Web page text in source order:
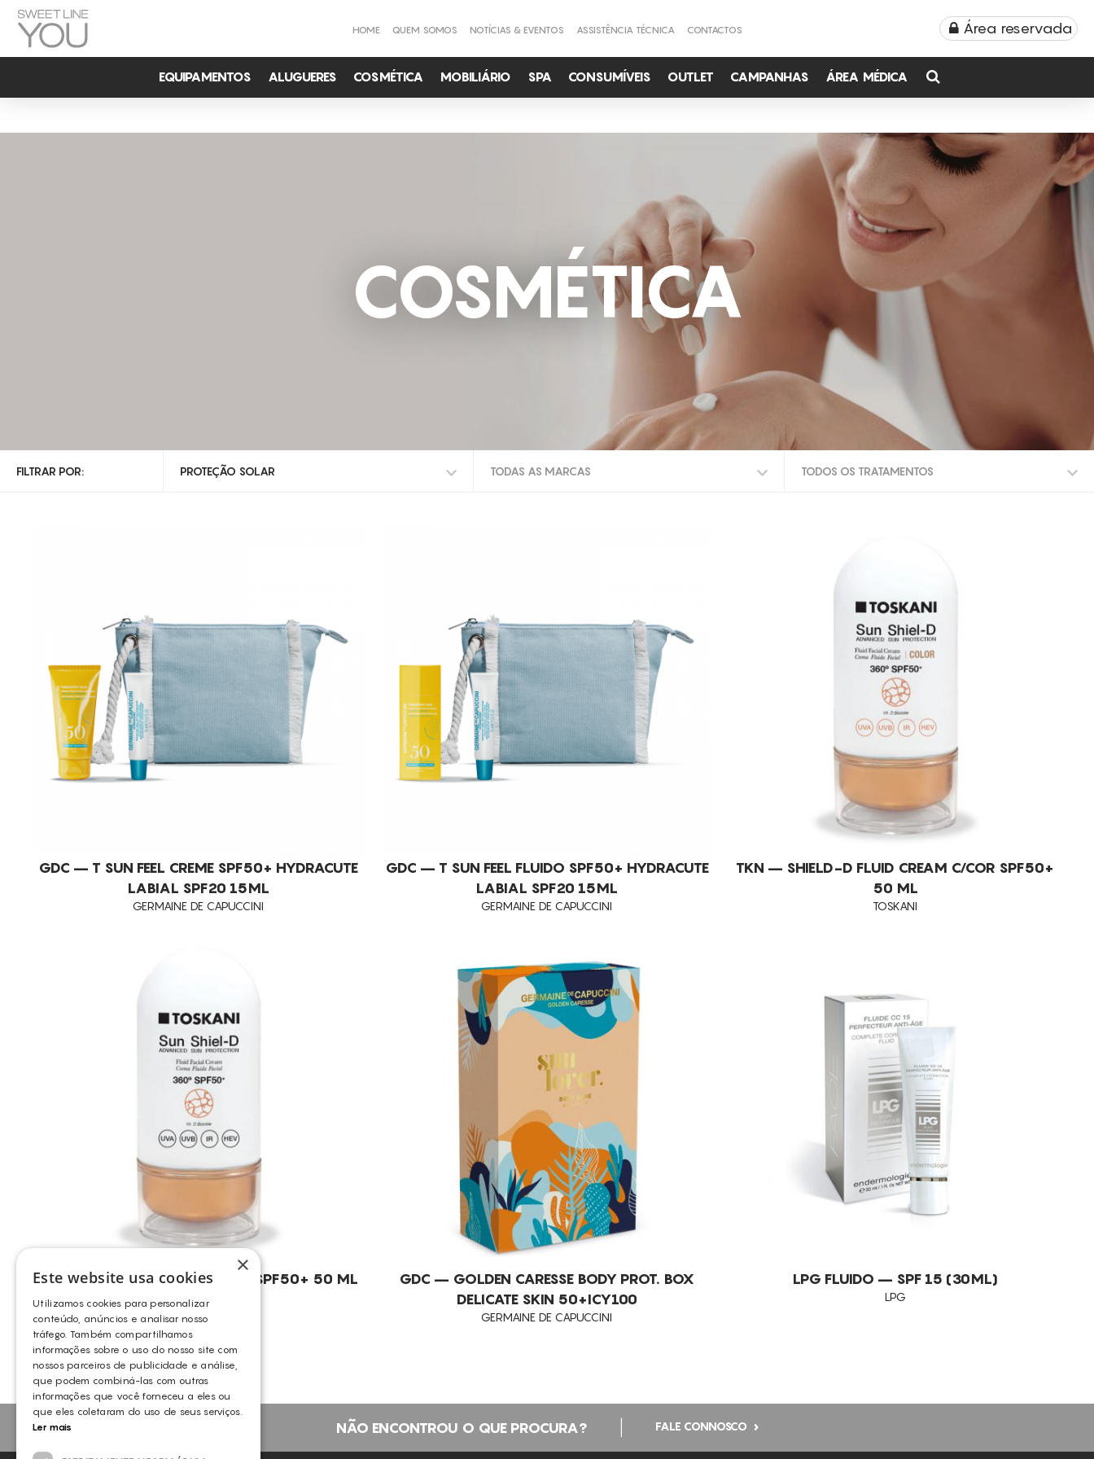
HOME QUEM SOMOS NOTÍCIAS & EVENTOS ASSISTÊNCIA TÉCNICA CONTACTOS Área reservada
EQUIPAMENTOS ALUGUERES COSMÉTICA MOBILIÁRIO SPA CONSUMÍVEIS OUTLET CAMPANHAS ÁREA MÉDICA
COSMÉTICA
FILTRAR POR: PROTEÇÃO SOLAR
INJETÁVEIS
PROTEÇÃO SOLAR
ROSTO
COSMECÊUTICOS
DIET
TODAS AS MARCAS TODOS OS TRATAMENTOS
ANTI-RUGAS
FOTOENVELHECIMENTO
PROTEÇÃO SOLAR
ANTI-IDADE
HIDRATAÇÃO
GDC – T SUN FEEL CREME SPF50+ HYDRACUTE
LABIAL SPF20 15ML
GERMAINE DE CAPUCCINI
GDC – T SUN FEEL FLUIDO SPF50+ HYDRACUTE
LABIAL SPF20 15ML
GERMAINE DE CAPUCCINI
TKN – SHIELD-D FLUID CREAM C/COR SPF50+
50 ML
TOSKANI
TKN – SHIELD-D FLUID CREAM SPF50+ 50 ML
TOSKANI
GDC – GOLDEN CARESSE BODY PROT. BOX
DELICATE SKIN 50+ICY100
GERMAINE DE CAPUCCINI
LPG FLUIDO – SPF 15 (30ML)
LPG
NÃO ENCONTROU O QUE PROCURA? FALE CONNOSCO
×
Este website usa cookies
Utilizamos cookies para personalizar
conteúdo, anúncios e analisar nosso
tráfego. Também compartilhamos
informações sobre o uso do nosso site com
nossos parceiros de publicidade e análise,
que podem combiná-las com outras
informações que você forneceu a eles ou
que eles coletaram do uso de seus serviços.
Ler mais